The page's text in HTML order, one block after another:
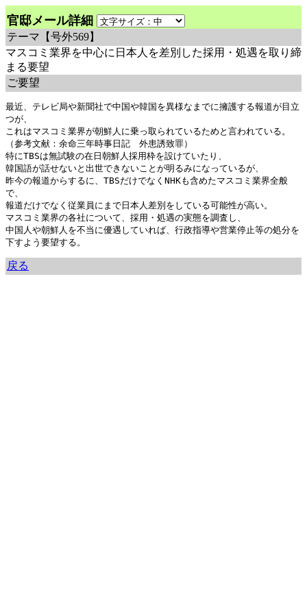
官邸メール詳細
テーマ 【号外569】
マスコミ業界を中心に日本人を差別した採用・処遇を取り締
まる要望
ご要望
最近、テレビ局や新聞社で中国や韓国を異様なまでに擁護する報道が目立
つが、
これはマスコミ業界が朝鮮人に乗っ取られているためと言われている。
（参考文献：余命三年時事日記　外患誘致罪）
特にTBSは無試験の在日朝鮮人採用枠を設けていたり、
韓国語が話せないと出世できないことが明るみになっているが、
昨今の報道からするに、TBSだけでなくNHKも含めたマスコミ業界全般
で、
報道だけでなく従業員にまで日本人差別をしている可能性が高い。
マスコミ業界の各社について、採用・処遇の実態を調査し、
中国人や朝鮮人を不当に優遇していれば、行政指導や営業停止等の処分を
下すよう要望する。
戻る